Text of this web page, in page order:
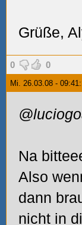
Grüße,
0 0
Mi. 26.03.08 -
Na
Also
dann
nicht in